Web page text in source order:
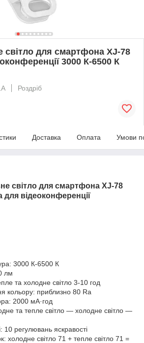
для смартфона XJ-78
3000 К-6500 К
Роздріб
Доставка Оплата Умови
світло для смартфона XJ-78
для відеоконференції
3000 К-6500 К
лм
та холодне світло 3-10 год
кольору: приблизно 80 Ra
2000 мА·год
та тепле світло — холодне світло —
10 регулювань яскравості
холодне світло 71 + тепле світло 71 =